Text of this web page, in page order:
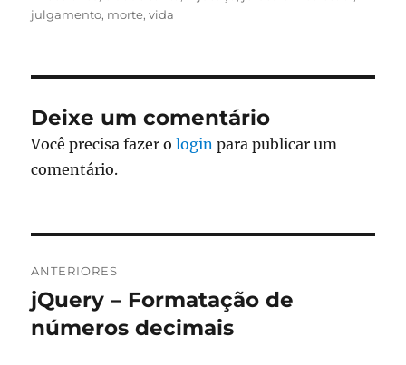
julgamento, morte,vida
Deixe um comentário
Você precisa fazer ologin para publicar um
comentário.
de
Post
ANTERIORES
Post
anterior:
jQuery – Formatação de
números decimais